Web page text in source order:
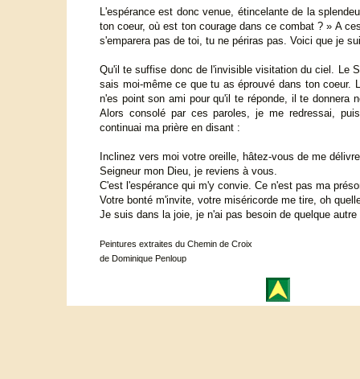
L'espérance est donc venue, étincelante de la
ton coeur, où est ton courage dans ce combat ? » A
s'emparera pas de toi, tu ne périras pas. Voici que je
Qu'il te suffise donc de l'invisible visitation du ciel. Le
sais moi-même ce que tu as éprouvé dans ton coeur.
n'es point son ami pour qu'il te réponde, il te donnera
Alors consolé par ces paroles, je me redressai,
continuai ma prière en disant :
Inclinez vers moi votre oreille, hâtez-vous de me
Seigneur mon Dieu, je reviens à vous.
C'est l'espérance qui m'y convie. Ce n'est pas ma
Votre bonté m'invite, votre miséricorde me tire, oh
Je suis dans la joie, je n'ai pas besoin de quelque
Peintures extraites du Chemin de Croix
de Dominique Penloup